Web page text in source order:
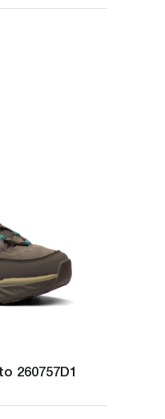
260757D1